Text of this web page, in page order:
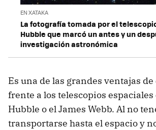
EN XATAKA
La fotografía tomada por el
Hubble que marcó un antes y un
investigación astronómica
Es una de las grandes ventajas
frente a los telescopios espaciales
Hubble o el James Webb. Al no
transportarse hasta el espacio y